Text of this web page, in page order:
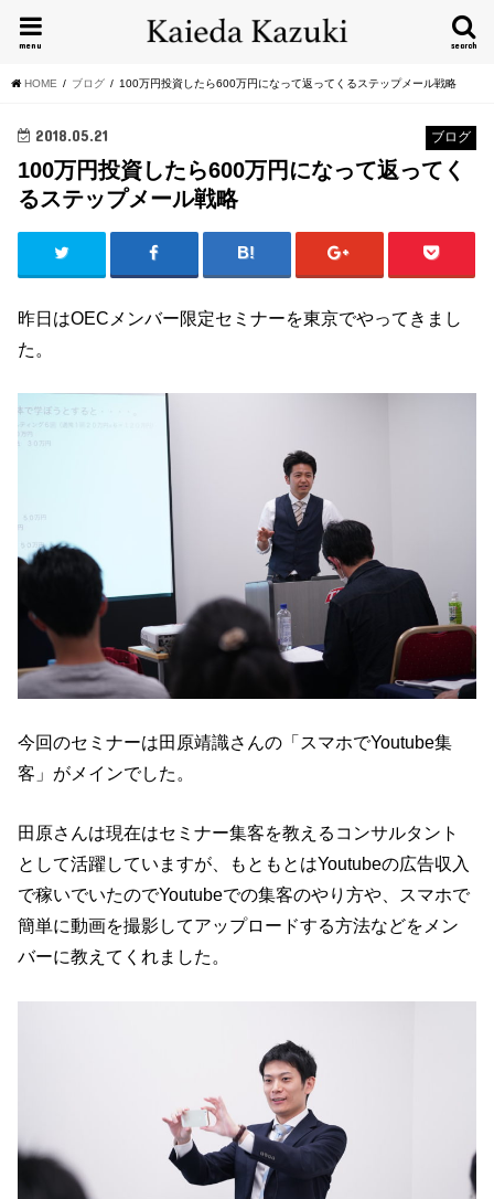
search
menu
HOME ブログ 100万円投資したら600万円になって返ってくるステップメール戦略
ブログ
2018.05.21
100万円投資したら600万円になって返ってく
るステップメール戦略
昨日はOECメンバー限定セミナーを東京でやってきまし
た。
今回のセミナーは田原靖識さんの「スマホでYoutube集
客」がメインでした。
田原さんは現在はセミナー集客を教えるコンサルタント
として活躍していますが、もともとはYoutubeの広告収入
で稼いでいたのでYoutubeでの集客のやり方や、スマホで
簡単に動画を撮影してアップロードする方法などをメン
バーに教えてくれました。